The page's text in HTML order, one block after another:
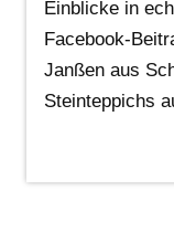
Einblicke in
Facebook-
Janßen aus
Steinteppichs